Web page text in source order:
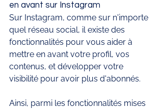
en avant sur Instagram
Sur Instagram, comme sur n'importe
quel réseau social, il existe des
fonctionnalités pour vous aider à
mettre en avant votre profil, vos
contenus, et développer votre
visibilité pour avoir plus d'abonnés.
Ainsi, parmi les fonctionnalités mises